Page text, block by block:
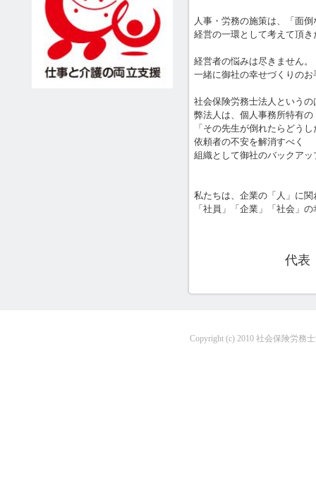
人事・労務の施策は、「面
経営の一環として考えて頂
経営者の悩みは尽きません。
一緒に御社の幸せづくりの
社会保険労務士法人という
弊法人は、個人事務所特有の
「その先生が倒れたらどう
依頼者の不安を解消すべく
組織として御社のバックア
私たちは、企業の「人」に
「社員」「企業」「社会」
代
Copyright (c) 2010 社会保険労務